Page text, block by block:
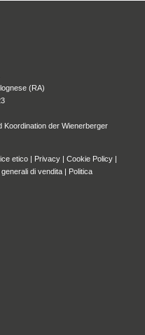
(RA)
Koordination der Wienerberger
etico | Privacy | Cookie Policy |
di vendita | Politica